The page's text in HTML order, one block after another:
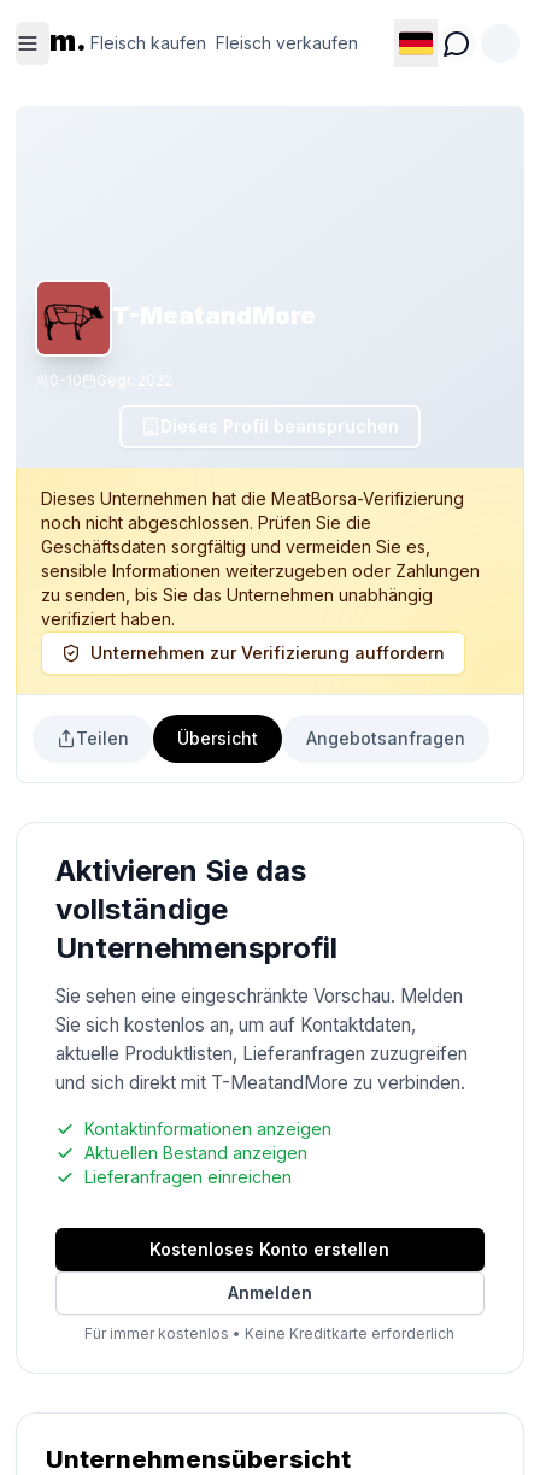
m. Fleisch kaufen Fleisch verkaufen
kaufen
verkaufen
T-MeatandMore
0-10 Gegr.
Dieses Profil beanspruchen
Dieses Unternehmen hat die MeatBorsa-Verifizierung
noch nicht abgeschlossen. Prüfen Sie die
Geschäftsdaten sorgfältig und vermeiden Sie es,
sensible Informationen weiterzugeben oder Zahlungen
zu senden, bis Sie das Unternehmen unabhängig
verifiziert haben.
Unternehmen zur Verifizierung auffordern
Teilen Übersicht Angebotsanfragen
Aktivieren Sie das
vollständige
Unternehmensprofil
Sie sehen eine eingeschränkte Vorschau. Melden
Sie sich kostenlos an, um auf Kontaktdaten,
aktuelle Produktlisten, Lieferanfragen zuzugreifen
und sich direkt mit T-MeatandMore zu verbinden.
Kontaktinformationen anzeigen
Aktuellen Bestand anzeigen
Lieferanfragen einreichen
Kostenloses Konto erstellen
Anmelden
Für immer kostenlos • Keine Kreditkarte erforderlich
Unternehmensübersicht